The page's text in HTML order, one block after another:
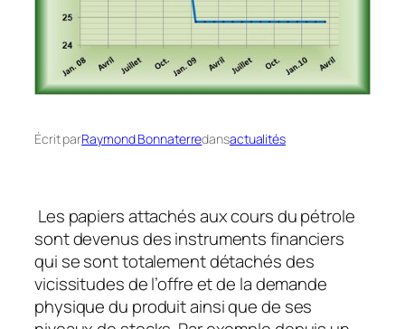
Écrit parRaymond Bonnaterredansactualités
Les papiers attachés aux cours du pétrole
sont devenus des instruments financiers
qui se sont totalement détachés des
vicissitudes de l’offre et de la demande
physique du produit ainsi que de ses